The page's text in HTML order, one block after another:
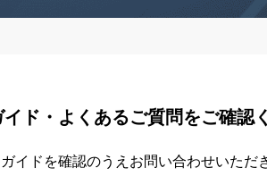
ド・よくあるご質問をご確認
イドを確認のうえお問い合わせいただ